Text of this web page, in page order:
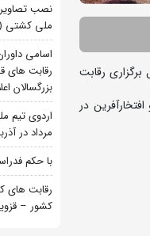
رقابت
در
نصب
ملی کشتی
اسامی
رقابت های
بزرگسالان
مرداد در
با حکم
رقابت های
کشور –